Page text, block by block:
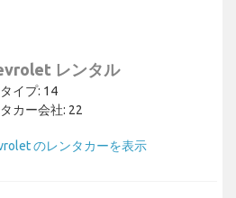
レンタル
イプ: 14
カー会社: 22
のレンタカーを表示